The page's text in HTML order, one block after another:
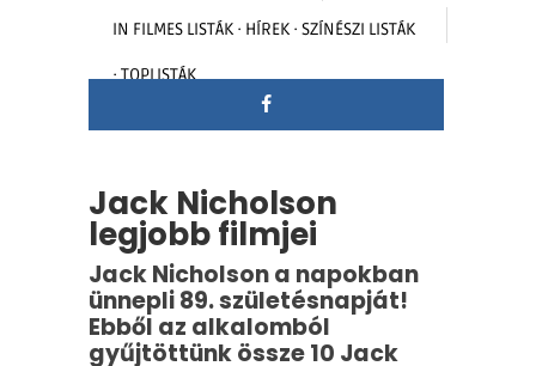
IN FILMES LISTÁK · HÍREK · SZÍNÉSZI LISTÁK
·TOPLISTÁK
Jack Nicholson
legjobb filmjei
Jack Nicholson a napokban
ünnepli 89. születésnapját!
Ebből az alkalomból
gyűjtöttünk össze 10 Jack